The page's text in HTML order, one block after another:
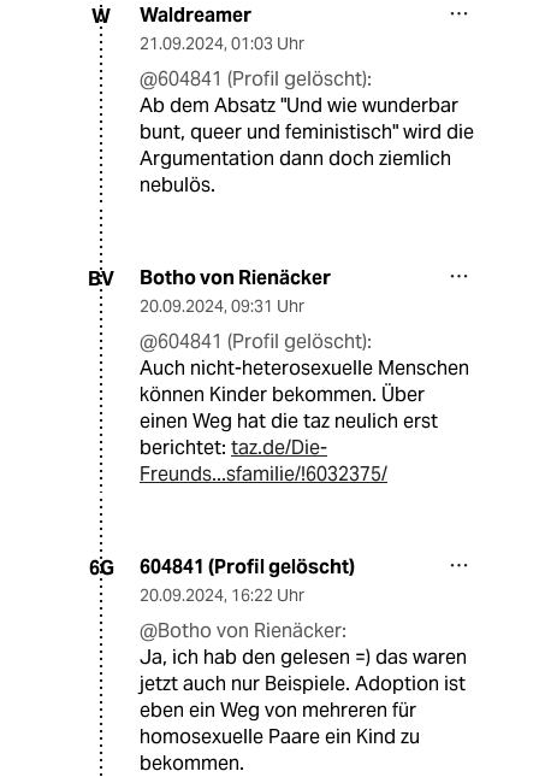
Und wie wunderbar bunt, queer und
feministisch jemand auch ist, und das ist
absolut nicht ironisch gemeint =) bitte ab und
zu daran denken, dass man das nur auf dieser
Welt sein kann, weil irgendwo ein hetero
Pärchen sich für das Leben entschieden hat.
Will nur sagen, nicht alles was konservativ
W Waldreamer
21.09.2024, 01:03 Uhr
@604841 (Profil gelöscht):
Ab dem Absatz "Und wie wunderbar
bunt, queer und feministisch" wird die
BV Botho von Rienäcker
20.09.2024 ,09:31 Uhr
@604841 (Profil gelöscht):
Auch nicht-heterosexuelle Menschen
können Kinder bekommen. Über
einen Weg hat die taz neulich erst